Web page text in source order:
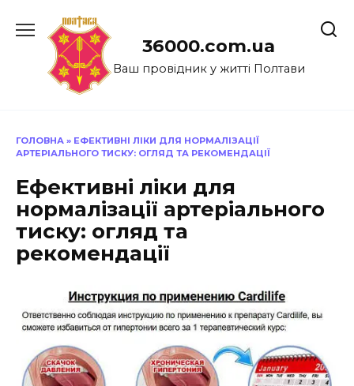
до
36000.com.ua
Ваш провідник у житті Полтави
ГОЛОВНА » ЕФЕКТИВНІ ЛІКИ ДЛЯ НОРМАЛІЗАЦІЇ
АРТЕРІАЛЬНОГО ТИСКУ: ОГЛЯД ТА РЕКОМЕНДАЦІЇ
Ефективні ліки для
нормалізації артеріального
тиску: огляд та
рекомендації